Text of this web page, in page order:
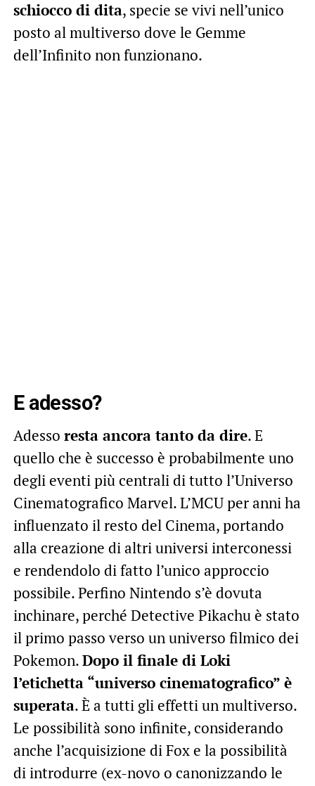
schiocco di dita, specie se vivi nell’unico
posto al multiverso dove le Gemme
dell’Infinito non funzionano.
E adesso?
Adesso resta ancora tanto da dire. E
quello che è successo è probabilmente uno
degli eventi più centrali di tutto l’Universo
Cinematografico Marvel. L’MCU per anni ha
influenzato il resto del Cinema, portando
alla creazione di altri universi interconessi
e rendendolo di fatto l’unico approccio
possibile. Perfino Nintendo s’è dovuta
inchinare, perché Detective Pikachu è stato
il primo passo verso un universo filmico dei
Pokemon.Dopo il finale di Loki
l’etichetta “universo cinematografico” è
superata. È a tutti gli effetti un multiverso.
Le possibilità sono infinite, considerando
anche l’acquisizione di Fox e la possibilità
di introdurre (ex-novo o canonizzando le